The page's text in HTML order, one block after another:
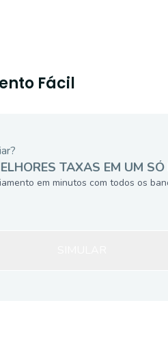
Fácil
TAXAS EM UM SÓ
em minutos com todos os